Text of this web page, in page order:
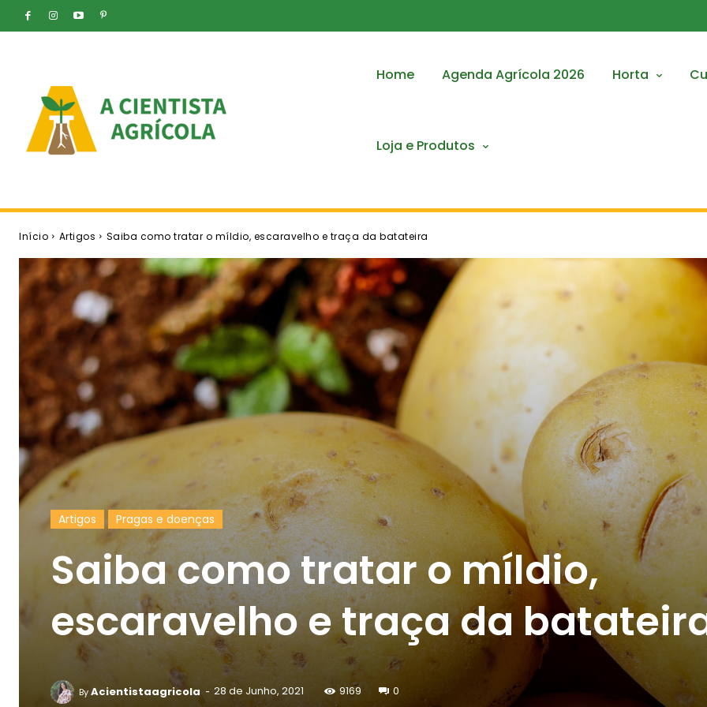
Home Agenda Agrícola 2026 Horta
Loja e Produtos
Início Artigos Saiba como tratar o míldio, escaravelho e traça da batateira
Artigos Pragas e doenças
Saiba como tratar o míldio,
escaravelho e traça da
ByAcientistaagricola - 28 de Junho, 2021 9169 0